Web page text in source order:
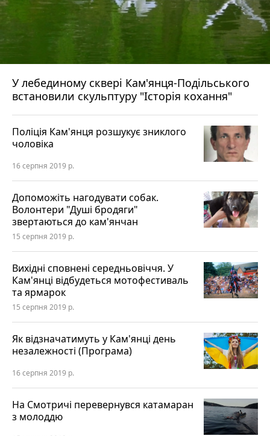
У лебединому сквері Кам'янця-Подільського
встановили скульптуру "Історія кохання"
Поліція Кам'янця розшукує зниклого
чоловіка
16 серпня 2019 р.
Допоможіть нагодувати собак.
Волонтери "Душі бродяги"
звертаються до кам'янчан
15 серпня 2019 р.
Вихідні сповнені середньовіччя. У
Кам'янці відбудеться мотофестиваль
та ярмарок
15 серпня 2019 р.
Як відзначатимуть у Кам'янці день
незалежності (Програма)
16 серпня 2019 р.
На Смотричі перевернувся катамаран
з молоддю